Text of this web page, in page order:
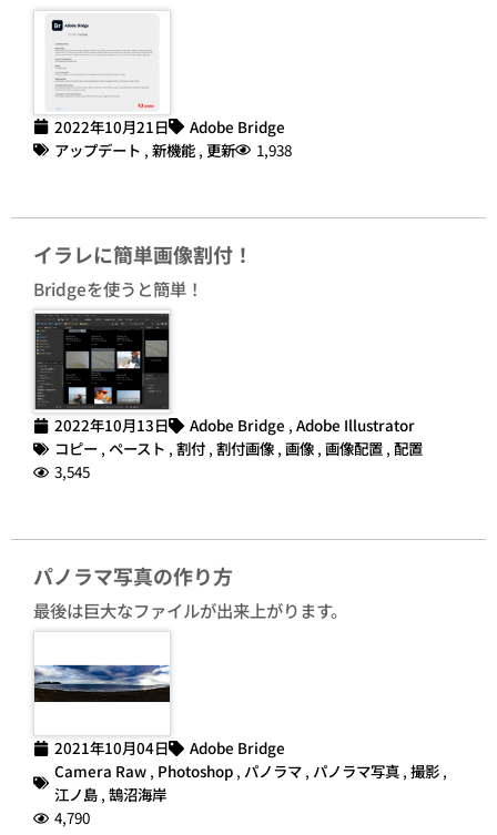
2022年10月21日
Adobe Bridge
アップデート , 新機能 , 更新 1,938
イラレに簡単画像割付！
Bridgeを使うと簡単！
2022年10月13日 Adobe Bridge , Adobe Illustrator
コピー , ペースト , 割付 , 割付画像 , 画像 , 画像配置 , 配置
3,545
パノラマ写真の作り方
最後は巨大なファイルが出来上がります。
2021年10月04日
Adobe Bridge
Camera Raw , Photoshop , パノラマ , パノラマ写真 , 撮影 ,
江ノ島 , 鵠沼海岸
4,790